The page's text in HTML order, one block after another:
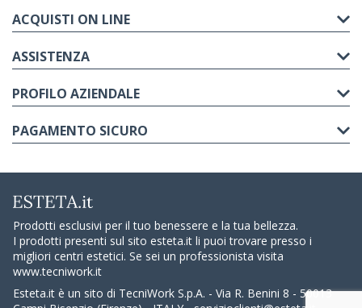
ACQUISTI ON LINE
ASSISTENZA
PROFILO AZIENDALE
PAGAMENTO SICURO
Prodotti esclusivi per il tuo benessere e la tua bellezza.
I prodotti presenti sul sito esteta.it li puoi trovare presso i
migliori centri estetici. Se sei un professionista visita
www.tecniwork.it
Esteta.it è un sito di TecniWork S.p.A. - Via R. Benini 8 - 50013